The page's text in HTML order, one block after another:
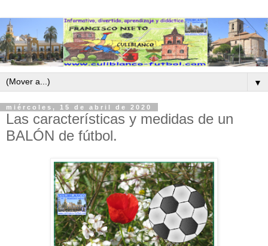
▼
miércoles, 15 de abril de 2020
Las características y medidas de un
BALÓN de fútbol.